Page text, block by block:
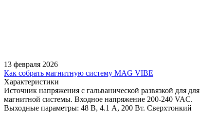
13 февраля 2026
Как собрать магнитную систему MAG VIBE
Характеристики
Источник напряжения с гальванической развязкой для для
магнитной системы. Входное напряжение 200-240 VAC.
Выходные параметры: 48 В, 4.1 А, 200 Вт. Сверхтонкий